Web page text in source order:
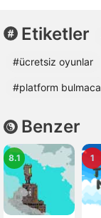
Etiketler
#ücretsiz oyunlar
#platform bulmaca
Benzer
8.1 1